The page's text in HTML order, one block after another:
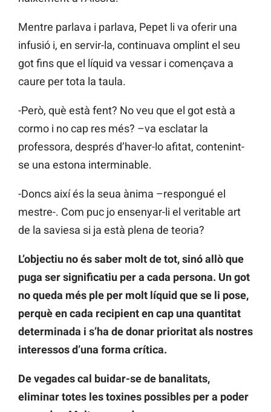
Mentre parlava i parlava, Pepet li va oferir una
infusió i, en servir-la, continuava omplint el seu
got fins que el líquid va vessar i començava a
caure per tota la taula.
-Però, què està fent? No veu que el got està a
cormo i no cap res més? –va esclatar la
professora, després d’haver-lo afitat, contenint-
se una estona interminable.
-Doncs així és la seua ànima –respongué el
mestre-. Com puc jo ensenyar-li el veritable art
de la saviesa si ja està plena de teoria?
L’objectiu no és saber molt de tot, sinó allò que
puga ser significatiu per a cada persona. Un got
no queda més ple per molt líquid que se li pose,
perquè en cada recipient en cap una quantitat
determinada i s’ha de donar prioritat als nostres
interessos d’una forma crítica.
De vegades cal buidar-se de banalitats,
eliminar totes les toxines possibles per a poder